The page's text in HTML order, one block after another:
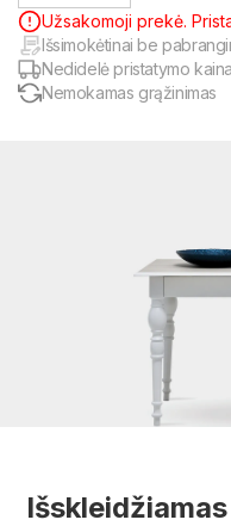
Užsakomoji prekė.
Išsimokėtinai be
Nedidelė pristatymo kaina
Nemokamas grąžinimas